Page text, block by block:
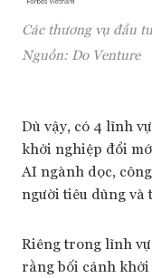
Các thương vụ đầu
Nguồn: Do Venture
Dù vậy, có 4 lĩnh
khởi nghiệp đổi
AI ngành dọc,
người tiêu dùng và
Riêng trong lĩnh
rằng bối cảnh khởi